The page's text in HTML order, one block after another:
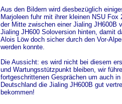
Aus den Bildern wird diesbezüglich
Marjoleen fuhr mit ihrer kleinen NSU Fox
der Mitte zwischen einer Jialing JH600B
Jialing JH600 Soloversion hinten, damit
Alois Löw doch sicher durch den Vor-
werden konnte.
Die Aussicht: es wird nicht bei diesem
und Wartungsstützpunkt bleiben, wir
fortgeschrittenen Gesprächen um auch in
Deutschland die Jialing JH600B gut
bekommen!